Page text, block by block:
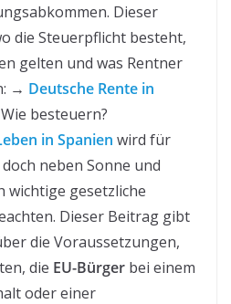
Dieser
die Steuerpflicht besteht,
gelten und was Rentner
→ Deutsche Rente in
besteuern?
in Spanien wird für
neben Sonne und
wichtige gesetzliche
Dieser Beitrag gibt
die Voraussetzungen,
die EU-Bürger bei einem
oder einer